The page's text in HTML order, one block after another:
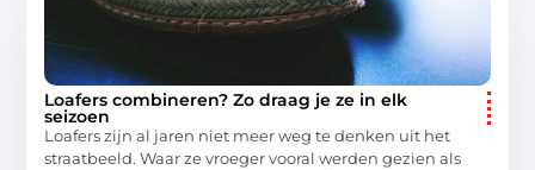
Loafers combineren? Zo draag je ze in elk
seizoen
Loafers zijn al jaren niet meer weg te denken uit het
straatbeeld. Waar ze vroeger vooral werden gezien als